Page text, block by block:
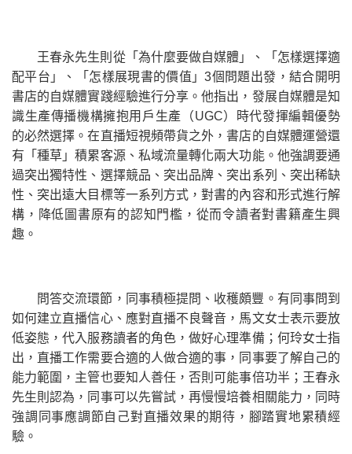
王春永先生則從「為什麼要做自媒體」、「怎樣選擇適
配平台」、「怎樣展現書的價值」3個問題出發，結合開明
書店的自媒體實踐經驗進行分享。他指出，發展自媒體是知
識生產傳播機構擁抱用戶生產（UGC）時代發揮編輯優勢
的必然選擇。在直播短視頻帶貨之外，書店的自媒體運營還
有「種草」積累客源、私域流量轉化兩大功能。他強調要通
過突出獨特性、選擇競品、突出品牌、突出系列、突出稀缺
性、突出遠大目標等一系列方式，對書的內容和形式進行解
構，降低圖書原有的認知門檻，從而令讀者對書籍產生興
趣。
問答交流環節，同事積極提問、收穫頗豐。有同事問到
如何建立直播信心、應對直播不良聲音，馬文女士表示要放
低姿態，代入服務讀者的角色，做好心理準備；何玲女士指
出，直播工作需要合適的人做合適的事，同事要了解自己的
能力範圍，主管也要知人善任，否則可能事倍功半；王春永
先生則認為，同事可以先嘗試，再慢慢培養相關能力，同時
強調同事應調節自己對直播效果的期待，腳踏實地累積經
驗。